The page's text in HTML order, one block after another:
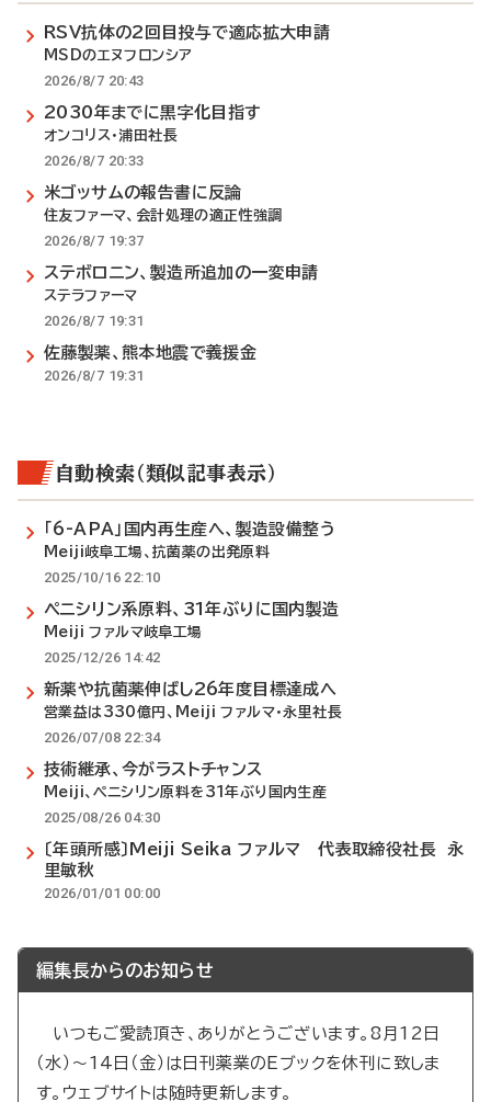
RSV抗体の2回目投与で適応拡大申請
MSDのエヌフロンシア
2026/8/7 20:43
2030年までに黒字化目指す
オンコリス・浦田社長
2026/8/7 20:33
米ゴッサムの報告書に反論
住友ファーマ、会計処理の適正性強調
2026/8/7 19:37
ステボロニン、製造所追加の一変申請
ステラファーマ
2026/8/7 19:31
佐藤製薬、熊本地震で義援金
2026/8/7 19:31
自動検索（類似記事表示）
「6-APA」国内再生産へ、製造設備整う
Meiji岐阜工場、抗菌薬の出発原料
2025/10/16 22:10
ペニシリン系原料、31年ぶりに国内製造
Meiji ファルマ岐阜工場
2025/12/26 14:42
新薬や抗菌薬伸ばし26年度目標達成へ
営業益は330億円、Meiji ファルマ・永里社長
2026/07/08 22:34
技術継承、今がラストチャンス
Meiji、ペニシリン原料を31年ぶり国内生産
2025/08/26 04:30
〔年頭所感〕Meiji Seika ファルマ 代表取締役社長 永
里敏秋
2026/01/01 00:00
編集長からのお知らせ
いつもご愛読頂き、ありがとうございます。8月12日
（水）～14日（金）は日刊薬業のEブックを休刊に致しま
す。ウェブサイトは随時更新します。